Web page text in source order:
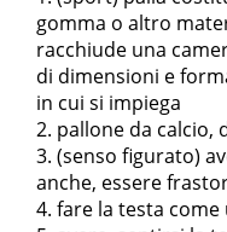
gomma o altro
racchiude una
di dimensioni e
in cui si impiega
pallone da calcio,
(senso figurato)
anche, essere
fare la testa